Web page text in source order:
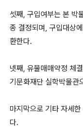
셋째, 구입여부는 본 박
종 결정되며, 구입대상
환한다.
넷째, 유물매매약정 체
기문화재단 실학박물관
마지막으로 기타 자세
다.